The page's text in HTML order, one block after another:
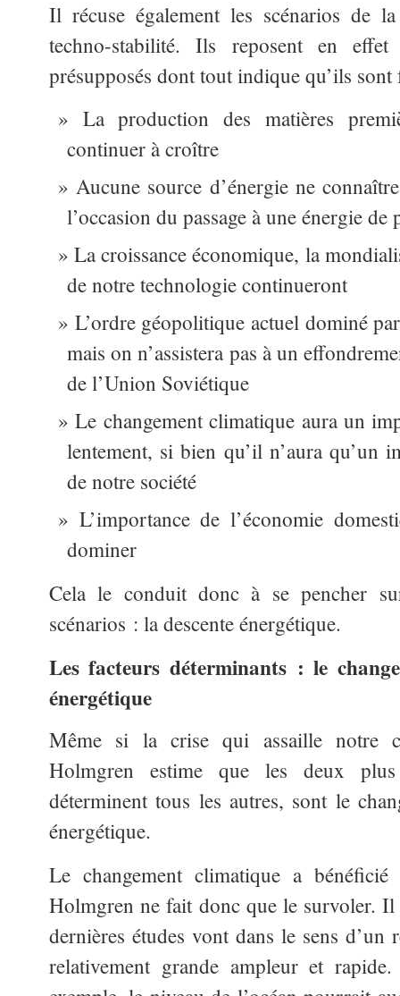
Il récuse également les scénarios de
techno-stabilité. Ils reposent en
présupposés dont tout indique qu’ils sont
La production des matières
continuer à croître
Aucune source d’énergie ne
l’occasion du passage à une énergie
La croissance économique, la
de notre technologie continueront
L’ordre géopolitique actuel dominé
mais on n’assistera pas à un
de l’Union Soviétique
Le changement climatique aura un
lentement, si bien qu’il n’aura qu’un
de notre société
L’importance de l’économie
dominer
Cela le conduit donc à se pencher
scénarios : la descente énergétique.
Les facteurs déterminants : le
énergétique
Même si la crise qui assaille notre
Holmgren estime que les deux
déterminent tous les autres, sont le
énergétique.
Le changement climatique a bénéficié
Holmgren ne fait donc que le survoler.
dernières études vont dans le sens d’un
relativement grande ampleur et